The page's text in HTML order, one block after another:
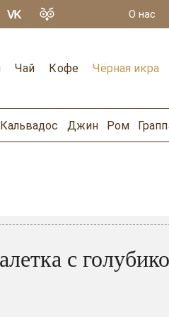
О нас
Чай Кофе Чёрная икра
Кальвадос Джин Ром
с